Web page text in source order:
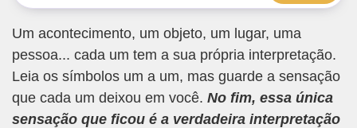
Um acontecimento, um objeto, um lugar, uma
pessoa... cada um tem a sua própria interpretação.
Leia os símbolos um a um, mas guarde a sensação
que cada um deixou em você. No fim, essa única
sensação que ficou é a verdadeira interpretação